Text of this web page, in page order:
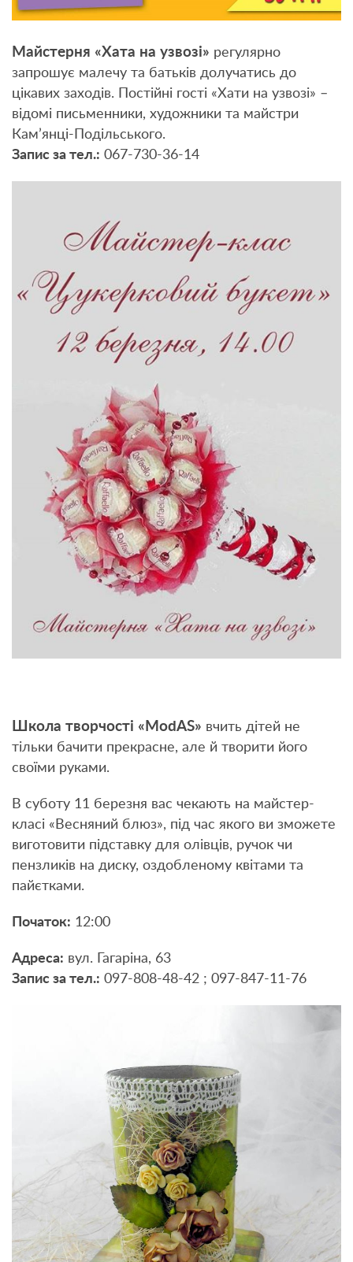
Майстерня «Хата на узвозі» регулярно
запрошує малечу та батьків долучатись до
цікавих заходів. Постійні гості «Хати на узвозі» –
відомі письменники, художники та майстри
Кам’янці-Подільського.
Запис за тел.: 067-730-36-14
Школа творчості «ModAS» вчить дітей не
тільки бачити прекрасне, але й творити його
своїми руками.
В суботу 11 березня вас чекають на майстер-
класі «Весняний блюз», під час якого ви зможете
виготовити підставку для олівців, ручок чи
пензликів на диску, оздобленому квітами та
пайєтками.
Початок: 12:00
Адреса: вул. Гагаріна, 63
Запис за тел.: 097-808-48-42 ; 097-847-11-76